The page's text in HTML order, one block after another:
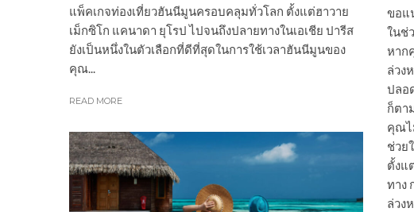
แพ็คเกจท่องเที่ยวฮันนีมูนครอบคลุมทั่วโลก ตั้งแต่ฮาวาย
เม็กซิโก แคนาดา ยุโรป ไปจนถึงปลายทางในเอเชีย ปารีส
ยังเป็นหนึ่งในตัวเลือกที่ดีที่สุดในการใช้เวลาฮันนีมูนของ
คุณ...
READ MORE
ขอแ
ในช่
หาก
ล่วง
ปลอ
ก็ตา
คุณไ
ช่วย
ตั้งแ
ทาง
ล่วง